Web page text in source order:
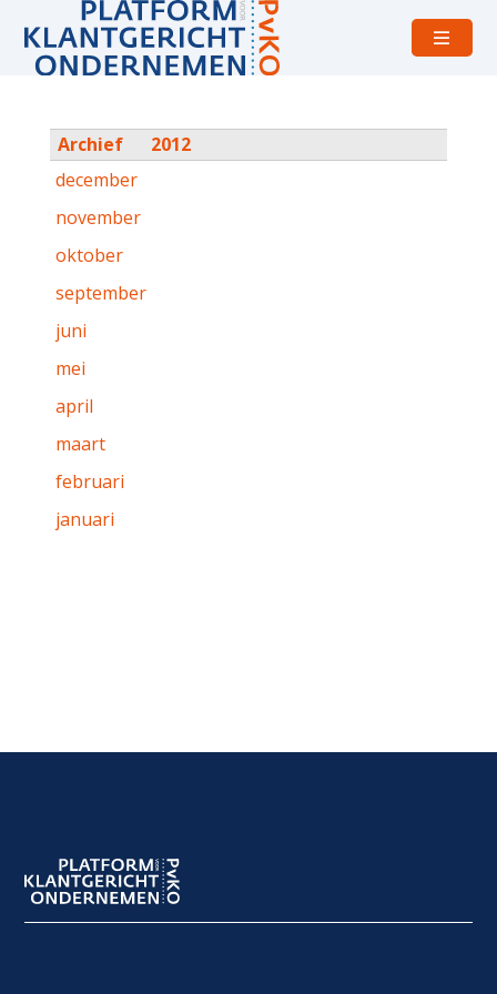
Open
Archief
2012
december
november
oktober
september
juni
mei
april
maart
februari
januari
navigation